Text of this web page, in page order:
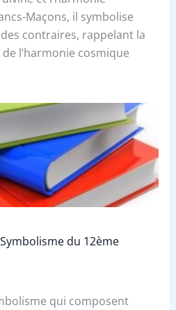
Maçons, il symbolise
contraires, rappelant la
l’harmonie cosmique
du 12ème
qui composent